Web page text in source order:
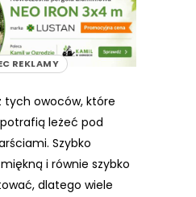
REKLAMY
tych owoców, które
leżeć pod
Szybko
i równie szybko
dlatego wiele